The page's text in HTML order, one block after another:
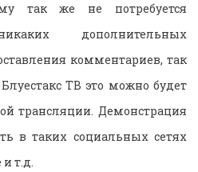
так же не потребуется
дополнительных
комментариев, так
ТВ это можно будет
трансляции. Демонстрация
в таких социальных сетях
т.д.